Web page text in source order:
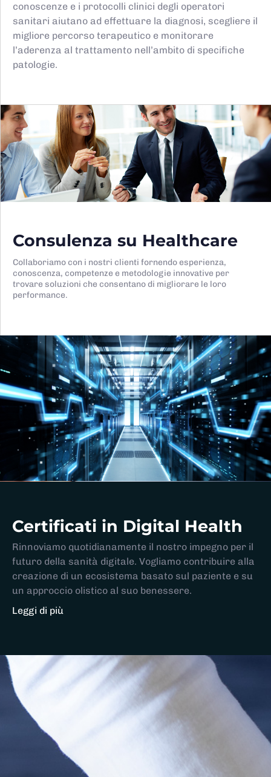
conoscenze e i protocolli clinici degli operatori
sanitari aiutano ad effettuare la diagnosi, scegliere il
migliore percorso terapeutico e monitorare
l’aderenza al trattamento nell’ambito di specifiche
patologie.
Consulenza su Healthcare
Collaboriamo con i nostri clienti fornendo esperienza,
conoscenza, competenze e metodologie innovative per
trovare soluzioni che consentano di migliorare le loro
performance.
Certificati in Digital Health
Rinnoviamo quotidianamente il nostro impegno per il
futuro della sanità digitale. Vogliamo contribuire alla
creazione di un ecosistema basato sul paziente e su
un approccio olistico al suo benessere.
Leggi di più